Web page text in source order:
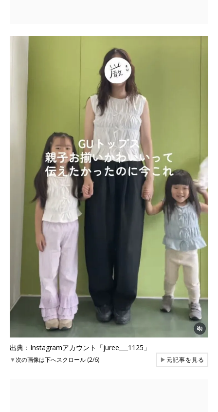
出典：Instagramアカウント「juree___1125」
▼次の画像は下へスクロール (2/6) ▶元記事を見る